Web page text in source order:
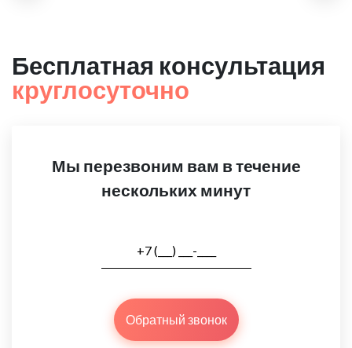
Бесплатная консультация
круглосуточно
Мы перезвоним вам в течение
нескольких минут
Обратный звонок